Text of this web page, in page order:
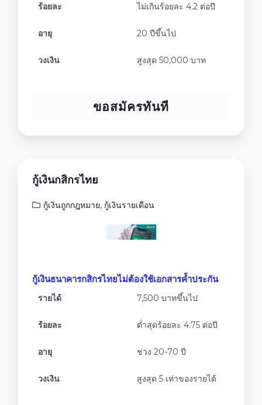
ร้อยละ ไม่เกินร้อยละ 4.2 ต่อปี
อายุ 20 ปีขึ้นไป
วงเงิน สูงสุด 50,000 บาท
ขอสมัครทันที
กู้เงินกสิกรไทย
กู้เงินถูกกฎหมาย, กู้เงินรายเดือน
กู้เงินธนาคารกสิกรไทยไม่ต้องใช้เอกสารค้ำประกัน
รายได้ 7,500 บาทขึ้นไป
ร้อยละ ต่ำสุดร้อยละ 4.75 ต่อปี
อายุ ช่วง 20-70 ปี
วงเงิน สูงสุด 5 เท่าของรายได้